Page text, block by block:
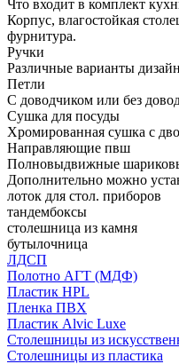
Что входит в комплект
Корпус, влагостойкая
фурнитура.
Ручки
Различные варианты
Петли
С доводчиком или без
Сушка для посуды
Хромированная сушка с
Направляющие пвш
Полновыдвижные
Дополнительно можно
лоток для стол. приборов
тандембоксы
столешница из камня
бутылочница
ЛДСП
Полотно АГТ (МДФ)
Пластик HPL
Пленка ПВХ
Пластик Alvic Luxe
Столешницы из
Столешницы из пластика